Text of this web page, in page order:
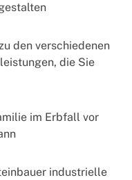
den verschiedenen
die Sie
im Erbfall vor
industrielle